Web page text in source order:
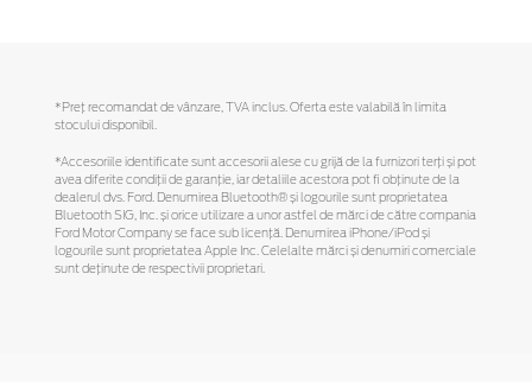
*Preţ recomandat de vânzare, TVA inclus. Oferta este valabilă în limita
stocului disponibil.
*Accesoriile identificate sunt accesorii alese cu grijă de la furnizori terți și pot
avea diferite condiții de garanție, iar detaliile acestora pot fi obținute de la
dealerul dvs. Ford. Denumirea Bluetooth® și logourile sunt proprietatea
Bluetooth SIG, Inc. și orice utilizare a unor astfel de mărci de către compania
Ford Motor Company se face sub licență. Denumirea iPhone/iPod și
logourile sunt proprietatea Apple Inc. Celelalte mărci și denumiri comerciale
sunt deținute de respectivii proprietari.